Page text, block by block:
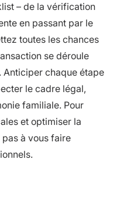
– de la vérification
en passant par le
toutes les chances
se déroule
Anticiper chaque étape
le cadre légal,
familiale. Pour
et optimiser la
pas à vous faire